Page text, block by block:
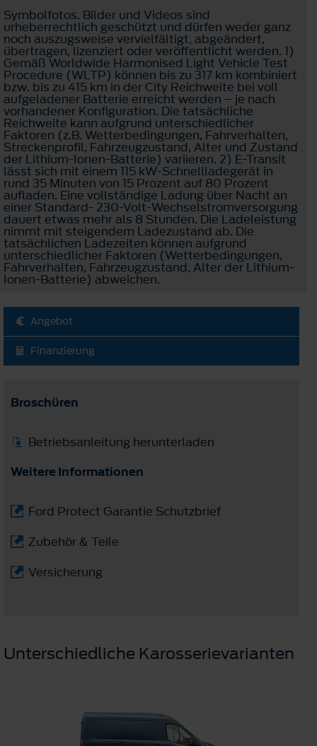
Symbolfotos. Bilder und Videos sind
urheberrechtlich geschützt und dürfen weder ganz
noch auszugsweise vervielfältigt, abgeändert,
übertragen, lizenziert oder veröffentlicht werden. 1)
Gemäß Worldwide Harmonised Light Vehicle Test
Procedure (WLTP) können bis zu 317 km kombiniert
bzw. bis zu 415 km in der City Reichweite bei voll
aufgeladener Batterie erreicht werden – je nach
vorhandener Konfiguration. Die tatsächliche
Reichweite kann aufgrund unterschiedlicher
Faktoren (z.B. Wetterbedingungen, Fahrverhalten,
Streckenprofil, Fahrzeugzustand, Alter und Zustand
der Lithium-Ionen-Batterie) variieren. 2) E-Transit
lässt sich mit einem 115 kW-Schnellladegerät in
rund 35 Minuten von 15 Prozent auf 80 Prozent
aufladen. Eine vollständige Ladung über Nacht an
einer Standard- 230-Volt-Wechselstromversorgung
dauert etwas mehr als 8 Stunden. Die Ladeleistung
nimmt mit steigendem Ladezustand ab. Die
tatsächlichen Ladezeiten können aufgrund
unterschiedlicher Faktoren (Wetterbedingungen,
Fahrverhalten, Fahrzeugzustand, Alter der Lithium-
Ionen-Batterie) abweichen.
Angebot
Finanzierung
Broschüren
Betriebsanleitung herunterladen
Weitere Informationen
Ford Protect Garantie Schutzbrief
Zubehör & Teile
Versicherung
Unterschiedliche Karosserievarianten